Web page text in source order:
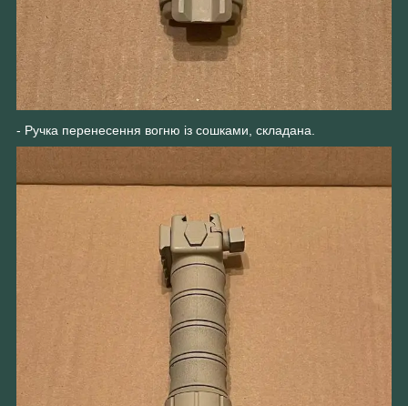
- Ручка перенесення вогню із сошками, складана.